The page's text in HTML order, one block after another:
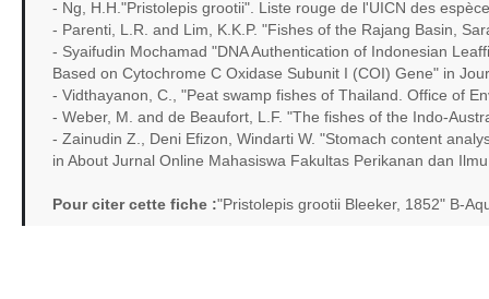
- Ng, H.H."Pristolepis grootii". Liste rouge de l'UICN des
- Parenti, L.R. and Lim, K.K.P. "Fishes of the Rajang Basin,
- Syaifudin Mochamad "DNA Authentication of Indonesian
Based on Cytochrome C Oxidase Subunit I (COI) Gene" in
- Vidthayanon, C., "Peat swamp fishes of Thailand. Office of
- Weber, M. and de Beaufort, L.F. "The fishes of the Indo-
- Zainudin Z., Deni Efizon, Windarti W. "Stomach content
in About Jurnal Online Mahasiswa Fakultas Perikanan dan
Pour citer cette fiche :"Pristolepis grootii Bleeker, 1852" B-